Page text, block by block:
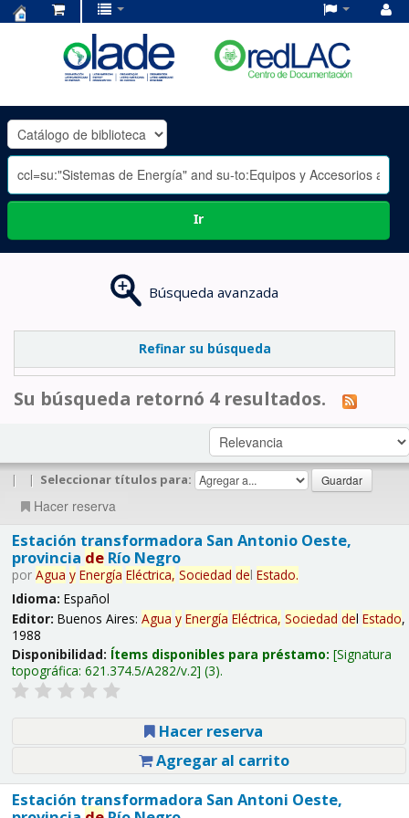
OLADE
-
Ir
Búsqueda avanzada
Refinar su búsqueda
Su búsqueda retornó 4 resultados.
| | Seleccionar títulos para:
Hacer reserva
Estación transformadora San Antonio Oeste,
provincia deRío Negro
por Agua y Energía Eléctrica, Sociedad del Estado.
Idioma: Español
Editor: Buenos Aires: Agua y Energía Eléctrica, Sociedad del Estado,
1988
Disponibilidad: Ítems disponibles para préstamo: Signatura
topográfica: 621.374.5/A282/v.2 (3).
Hacer reserva
Agregar al carrito
Estación transformadora San Antoni Oeste,